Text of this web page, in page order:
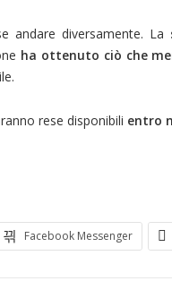
andare diversamente. La
ha ottenuto ciò che
rese disponibili entro
Facebook Messenger